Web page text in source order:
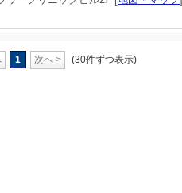
1 次へ > (30件ずつ表示)